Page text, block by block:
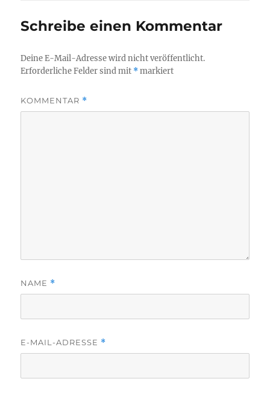
Schreibe einen Kommentar
Deine E-Mail-Adresse wird nicht veröffentlicht.
Erforderliche Felder sind mit *markiert
KOMMENTAR *
NAME *
E-MAIL-ADRESSE *